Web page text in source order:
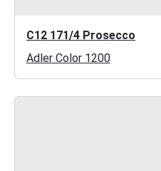
C12 171/4 Prosecco
Adler Color 1200